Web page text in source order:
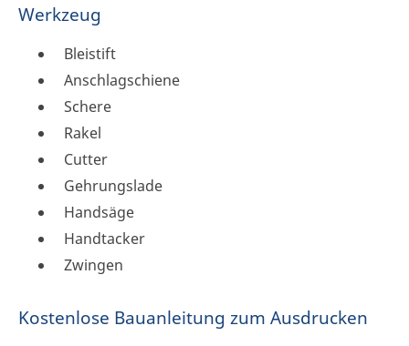
Werkzeug
Bleistift
Anschlagschiene
Schere
Rakel
Cutter
Gehrungslade
Handsäge
Handtacker
Zwingen
Kostenlose Bauanleitung zum Ausdrucken